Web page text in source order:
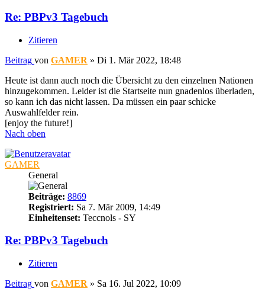
Re: PBPv3 Tagebuch
Zitieren
Beitrag von GAMER » Di 1. Mär 2022, 18:48
Heute ist dann auch noch die Übersicht zu den einzelnen Nationen
hinzugekommen. Leider ist die Startseite nun gnadenlos überladen,
so kann ich das nicht lassen. Da müssen ein paar schicke
Auswahlfelder rein.
[enjoy the future!]
Nach oben
GAMER
General
Beiträge: 8869
Registriert: Sa 7. Mär 2009, 14:49
Einheitenset: Teccnols - SY
Re: PBPv3 Tagebuch
Zitieren
Beitrag von GAMER » Sa 16. Jul 2022, 10:09